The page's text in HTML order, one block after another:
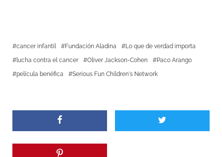
cancer infantil Fundación Aladina
Lo que de verdad importa
lucha contra el cancer
Oliver Jackson-Cohen
Paco Arango
película benéfica
Serious Fun Children's Network